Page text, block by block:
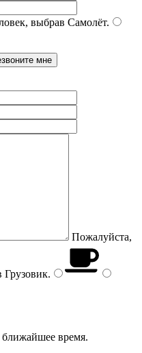
выбрав Самолёт.
Пожалуйста,
Грузовик.
время.